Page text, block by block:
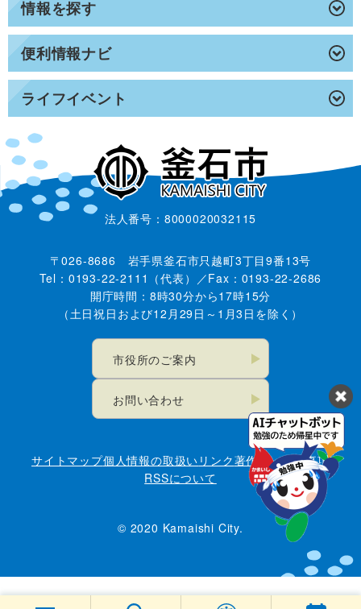
情報を探す
便利情報ナビ
ライフイベント
法人番号：8000020032115
〒026-8686 岩手県釜石市只越町3丁目9番13号
Tel：0193-22-2111（代表）／Fax：0193-22-2686
開庁時間：8時30分から17時15分
（土日祝日および12月29日～1月3日を除く）
市役所のご案内
お問い合わせ
サイトマップ個人情報の取扱い リンク著作権・免責事項
RSSについて
© 2020 Kamaishi City.